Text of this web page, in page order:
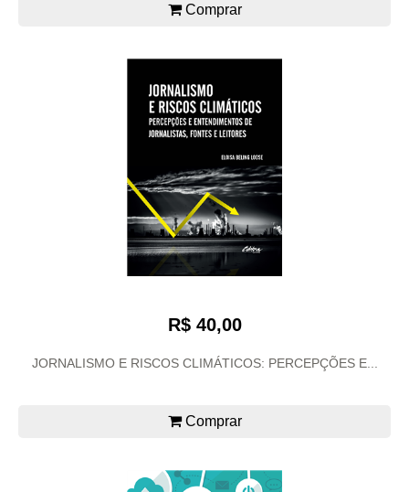
Comprar
R$ 40,00
JORNALISMO E RISCOS CLIMÁTICOS: PERCEPÇÕES E...
Comprar